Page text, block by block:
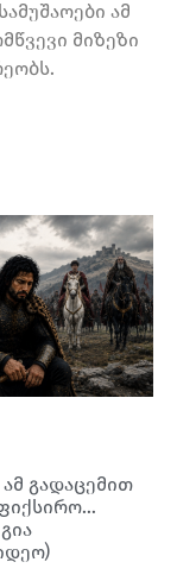
ამ
მიზეზი
ამ გადაცემით